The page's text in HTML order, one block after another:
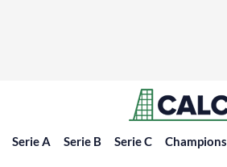
Serie A Serie B Serie C Champions